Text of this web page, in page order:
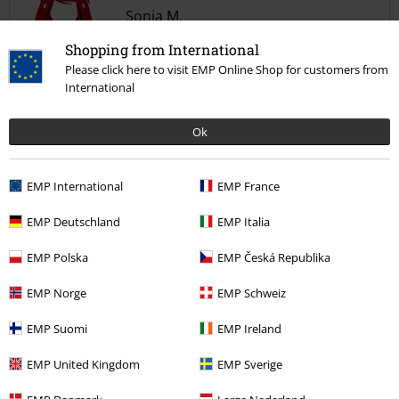
Shopping from International
Please click here to visit EMP Online Shop for customers from
International
Ok
EMP International EMP France
EMP Deutschland EMP Italia
EMP Polska EMP Česká Republika
EMP Norge EMP Schweiz
EMP Suomi EMP Ireland
EMP United Kingdom EMP Sverige
Enviar comentario
Sonia M.
Publicado: lunes, 15 octubre, 2018
Me encanta
Es perfecta, la talla muy bien, el dibujo es de buena calidad, y la tela
de la camiseta no es de las gordas, es buena calidad. Estoy muy
satisfecha.
Diseño
Ajuste
Anchura
Longitud
Demasiado corto
Perfecto
Reseña verificada